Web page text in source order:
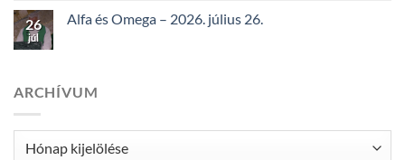
26
júl
Alfa és Omega – 2026. július 26.
ARCHÍVUM
Archívum